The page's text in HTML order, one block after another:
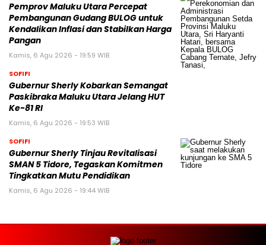
Pemprov Maluku Utara Percepat
Pembangunan Gudang BULOG untuk
Kendalikan Inflasi dan Stabilkan Harga
Pangan
Kamis, 6 Agu 2026 - 19:59 WIB
SOFIFI
Gubernur Sherly Kobarkan Semangat
Paskibraka Maluku Utara Jelang HUT
Ke-81 RI
Kamis, 6 Agu 2026 - 19:53 WIB
SOFIFI
Gubernur Sherly Tinjau Revitalisasi
SMAN 5 Tidore, Tegaskan Komitmen
Tingkatkan Mutu Pendidikan
Kamis, 6 Agu 2026 - 19:44 WIB